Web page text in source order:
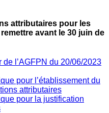
attributaires pour les
remettre avant le 30 juin de
l’AGFPN du 20/06/2023
pour l’établissement du
attributaires
pour la justification